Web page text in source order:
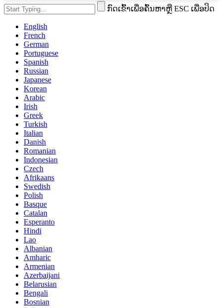
ກົດເຂົ້າເພື່ອຄົ້ນຫາຫຼື ESC ເພື່ອປິດ
English
French
German
Portuguese
Spanish
Russian
Japanese
Korean
Arabic
Irish
Greek
Turkish
Italian
Danish
Romanian
Indonesian
Czech
Afrikaans
Swedish
Polish
Basque
Catalan
Esperanto
Hindi
Lao
Albanian
Amharic
Armenian
Azerbaijani
Belarusian
Bengali
Bosnian